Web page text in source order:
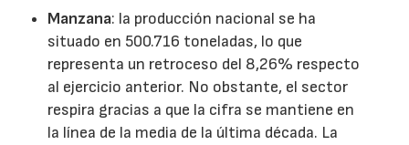
Manzana: la producción nacional se ha
situado en 500.716 toneladas, lo que
representa un retroceso del 8,26% respecto
al ejercicio anterior. No obstante, el sector
respira gracias a que la cifra se mantiene en
la línea de la media de la última década. La